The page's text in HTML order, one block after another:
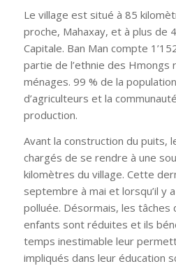
Le village est situé à 85
proche, Mahaxay, et à plus de
Capitale. Ban Man compte
partie de l’ethnie des Hmongs
ménages. 99 % de la
d’agriculteurs et la
production.
Avant la construction du puits,
chargés de se rendre à une
kilomètres du village. Cette
septembre à mai et lorsqu’il y
polluée. Désormais, les
enfants sont réduites et ils
temps inestimable leur
impliqués dans leur éducation